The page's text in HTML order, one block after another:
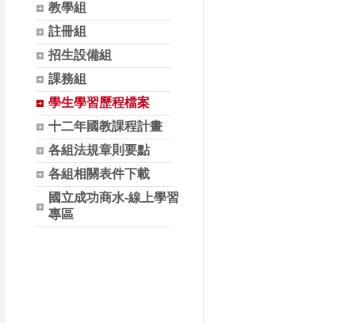
教學組
註冊組
招生設備組
課務組
學生學習歷程檔案
十二年國教課程計畫
各組法規章則要點
各組相關表件下載
國立成功商水-線上學習
專區